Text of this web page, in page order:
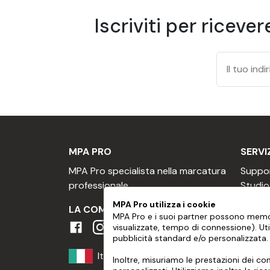
Applicazione
Controllare la temperatura del substrato,
Può essere posato bagnato o asciutto.
solventi aggressivi e avere un pH
La pulizia ad alta pressione deve rispettare
Temperatura massima 25°C
Non posizionare l'ugello a meno di 30
Mantenere il getto perpendicolare alla
Iscriviti per
MPA PRO
MPA Pro specialista nella marcatura
professionale
LA COMUNITÀ MPA
Italia
MPA Pro utilizza i cookie
MPA Pro e i suoi partner possono
visualizzate, tempo di connessione).
pubblicità standard e/o personalizzata.
Inoltre, misuriamo le prestazioni dei